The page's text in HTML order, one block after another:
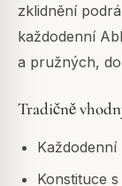
zklidnění
každodenní
a pružných,
Tradičně
Každodenní
Konstituce